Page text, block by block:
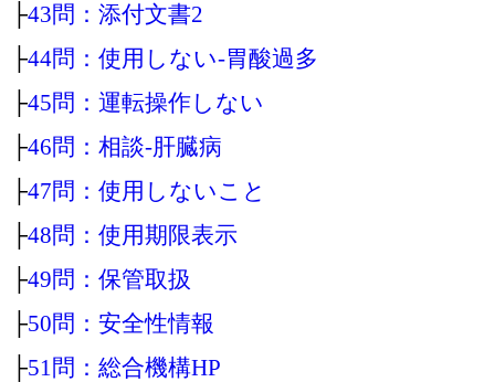
├43問：添付文書2
├44問：使用しない‐胃酸過多
├45問：運転操作しない
├46問：相談‐肝臓病
├47問：使用しないこと
├48問：使用期限表示
├49問：保管取扱
├50問：安全性情報
├51問：総合機構HP